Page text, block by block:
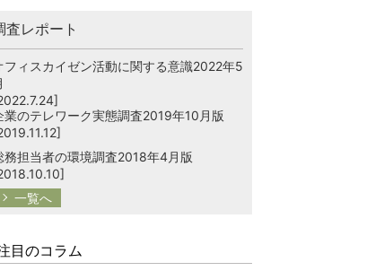
査レポート
フィスカイゼン活動に関する意識2022年5
業のテレワーク実態調査2019年10月版
務担当者の環境調査2018年4月版
一覧へ
目のコラム